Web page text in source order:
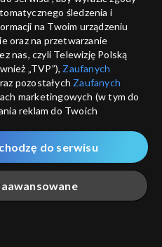
Złoty chłopak
odc. 182
Złoty chłopak
odc. 180
śledzenia i
na Twoim urządzeniu
oraz na przetwarzanie
nas, czyli Telewizję Polską
„TVP”), Zaufanych
pozostałych Zaufanych
marketingowych (w tym do
reklam do Twoich
zgody na udostępnianie
Google.
odwiedzania przez
serwisówzwanych dalej
za pomocą
do serwisu